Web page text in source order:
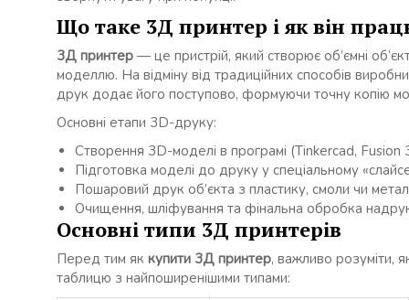
Що таке 3Д принтер і як він
3Д принтер — це пристрій, який створює об’ємні
моделлю. На відміну від традиційних способів
друк додає його поступово, формуючи точну копію
Основні етапи 3D-друку:
Створення 3D-моделі в програмі (Tinkercad,
Підготовка моделі до друку у спеціальному
Пошаровий друк об’єкта з пластику, смоли чи
Очищення, шліфування та фінальна обробка
Основні типи 3Д принтерів
Перед тим як купити 3Д принтер, важливо розуміти,
таблицю з найпоширенішими типами: